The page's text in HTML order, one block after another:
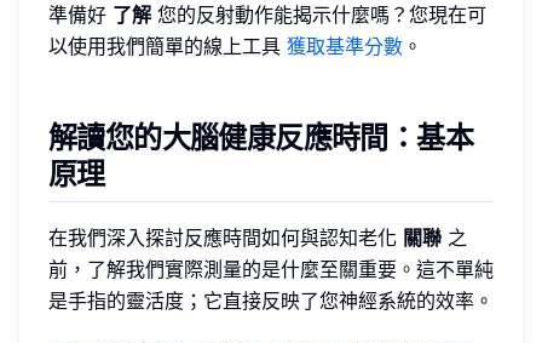
準備好 了解 您的反射動作能揭示什麼嗎？您現在可
以使用我們簡單的線上工具 獲取基準分數 。
解讀您的大腦健康反應時間：基本
原理
在我們深入探討反應時間如何與認知老化 關聯 之
前，了解我們實際測量的是什麼至關重要。這不單純
是手指的靈活度；它直接反映了您神經系統的效率。